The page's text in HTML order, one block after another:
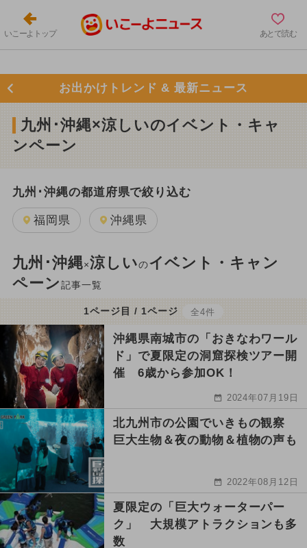
いこーよトップ あとで読む
お出かけトレンド & 最新ニュース
九州･沖縄×涼しいのイベント・キャ
ンペーン
九州･沖縄の都道府県で絞り込む
福岡県 沖縄県
九州･沖縄×涼しいのイベント・キャン
ペーン記事一覧
1ページ目 / 1ページ 全4件
沖縄県南城市の「おきなわワール
ド」で夏限定の洞窟探検ツアー開
催 6歳から参加OK！
2024年07月19日
北九州市の公園でいきもの観察
巨大生物＆夜の動物＆植物の声も
2022年08月12日
夏限定の「巨大ウォーターパー
ク」 大規模アトラクションも多
数